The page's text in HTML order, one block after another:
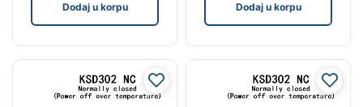
Dodaj u korpu Dodaj u korpu